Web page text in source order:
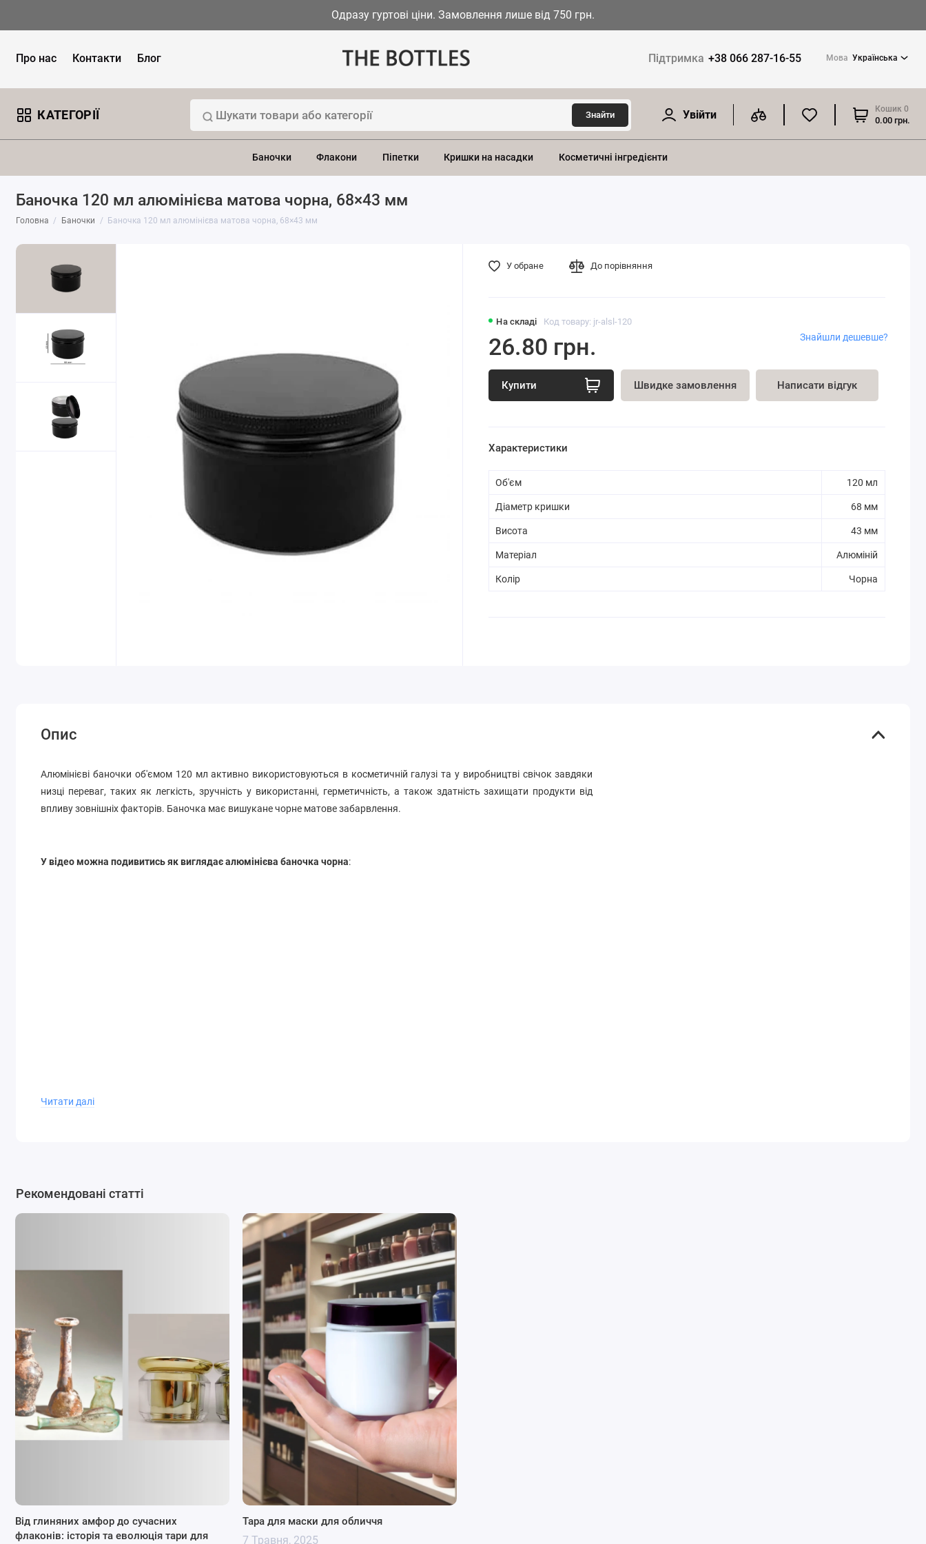
Одразу гуртові ціни. Замовлення лише від 750 грн.
Про нас Контакти Блог Підтримка +38 066 287-16-55 Мова Українська
КАТЕГОРІЇ Знайти Увійти Кошик 0
0.00 грн.
Баночки Флакони Піпетки Кришки на насадки Косметичні інгредієнти
Баночка 120 мл алюмінієва матова чорна, 68×43 мм
Головна Баночки Баночка 120 мл алюмінієва матова чорна, 68×43 мм
На складі Код товару: jr-alsl-120
26.80 грн.
Купити Швидке замовлення Написати відгук
Знайшли дешевше?
У обране До порівняння
Характеристики
Об'єм 120 мл
Діаметр кришки 68 мм
Висота 43 мм
Матеріал Алюміній
Колір Чорна
Опис
Алюмінієві баночки об'ємом 120 млактивно використовуються в косметичній галузі та у виробництві свічок завдяки
низці переваг, таких як легкість, зручність у використанні, герметичність, а також здатність захищати продукти від
впливу зовнішніх факторів. Баночка має вишукане чорне матове забарвлення.
У відео можна подивитись як виглядає алюмінієва баночка чорна:
Переваги використання алюмінієвих баночок у косметичній галузі:
Збереження продукту:
Алюмінієві баночки добре захищають косметику від впливу світла та повітря, що
подовжує термін придатності продуктів.
Легкість:
Алюміній є дуже легким матеріалом, що робить упаковку зручною для споживачів.
Стійкість до корозії: Алюміній не піддається корозії, тому ідеально підходить для зберігання різних типів
косметики, зокрема кремів, бальзамів та гелів.
Естетика: Алюмінієві баночки можуть мати сучасний та стильний вигляд, що робить їх привабливими для преміум-
сегменту косметики.
Алюміній на 100% переробляється, що відповідає зростаючому попиту на екологічні пакування в
Переваги використання алюмінієвих баночок при виробництві свічок:
Читати далі
Рекомендовані статті
Від глиняних амфор до сучасних
флаконів: історія та еволюція тари для
Тара для маски для обличчя
7 Травня, 2025